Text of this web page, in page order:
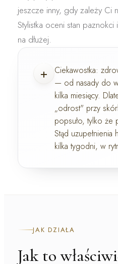
jeszcze inny, gdy zależy Ci
Stylistka oceni stan
na dłużej.
+ Ciekawostka:
— od nasady do
kilka miesięcy.
„odrost" przy
popsuło, tylko że
Stąd
kilka tygodni, w
JAK DZIAŁA
Jak to